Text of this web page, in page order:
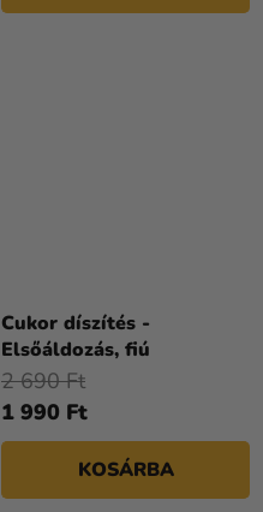
Cukor díszítés -
Elsőáldozás, fiú
1 990 Ft
2 690 Ft
KOSÁRBA